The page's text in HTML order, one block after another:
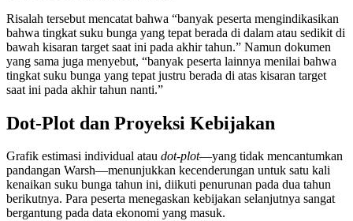
Risalah tersebut mencatat bahwa “banyak peserta mengindikasikan
bahwa tingkat suku bunga yang tepat berada di dalam atau sedikit di
bawah kisaran target saat ini pada akhir tahun.” Namun dokumen
yang sama juga menyebut, “banyak peserta lainnya menilai bahwa
tingkat suku bunga yang tepat justru berada di atas kisaran target
saat ini pada akhir tahun nanti.”
Dot-Plot dan Proyeksi Kebijakan
Grafik estimasi individual atau dot-plot—yang tidak mencantumkan
pandangan Warsh—menunjukkan kecenderungan untuk satu kali
kenaikan suku bunga tahun ini, diikuti penurunan pada dua tahun
berikutnya. Para peserta menegaskan kebijakan selanjutnya sangat
bergantung pada data ekonomi yang masuk.